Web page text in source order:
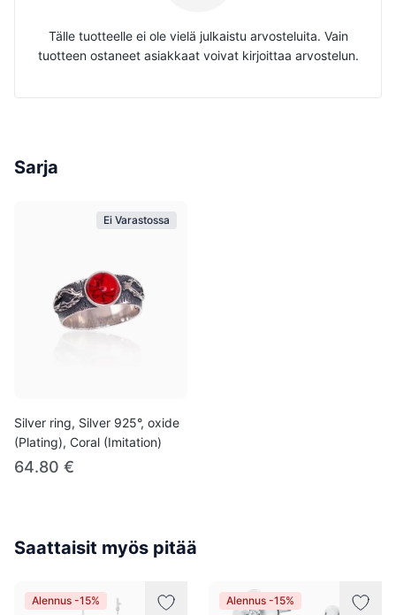
Tälle tuotteelle ei ole vielä julkaistu arvosteluita. Vain
tuotteen ostaneet asiakkaat voivat kirjoittaa arvostelun.
Sarja
Ei Varastossa
Silver ring, Silver 925°, oxide
(Plating), Coral (Imitation)
64.80 €
Saattaisit myös pitää
Alennus -15% Alennus -15%